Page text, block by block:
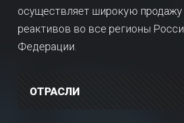
осуществляет широкую продажу
реактивов во все регионы
Федерации.
ОТРАСЛИ